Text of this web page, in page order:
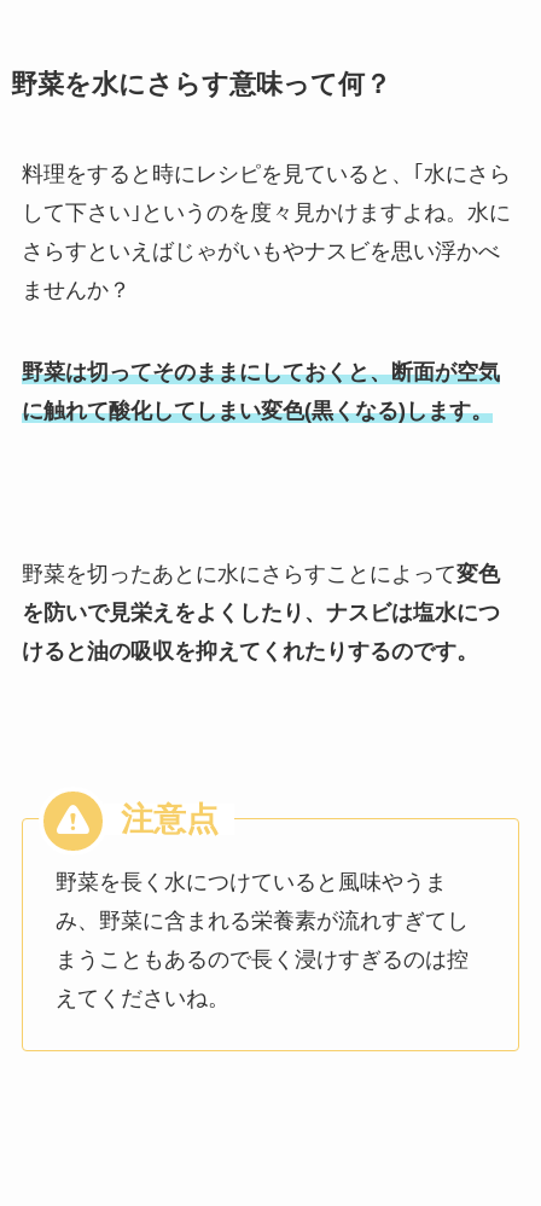
野菜を水にさらす意味って何？
料理をすると時にレシピを見ていると、｢水にさら
して下さい｣というのを度々見かけますよね。水に
さらすといえばじゃがいもやナスビを思い浮かべ
ませんか？
野菜は切ってそのままにしておくと、断面が空気
に触れて酸化してしまい変色(黒くなる)します。
野菜を切ったあとに水にさらすことによって変色
を防いで見栄えをよくしたり、ナスビは塩水につ
けると油の吸収を抑えてくれたりするのです。
野菜を長く水につけていると風味やうま
み、野菜に含まれる栄養素が流れすぎてし
まうこともあるので長く浸けすぎるのは控
えてくださいね。